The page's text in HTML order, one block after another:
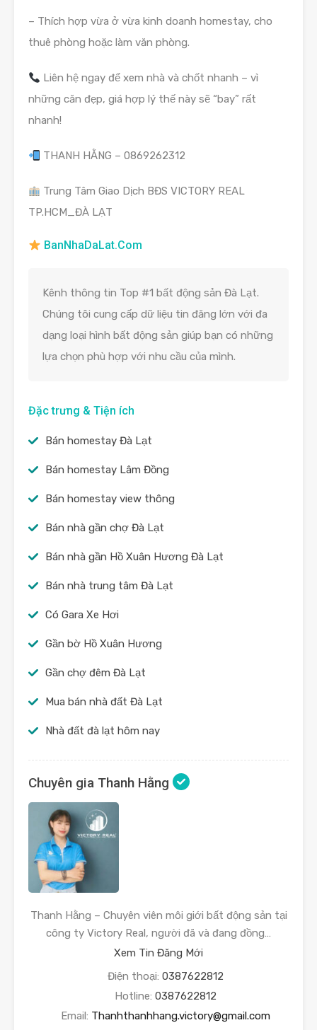
– Thích hợp vừa ở vừa kinh doanh homestay, cho
thuê phòng hoặc làm văn phòng.
Liên hệ ngay để xem nhà và chốt nhanh – vì
những căn đẹp, giá hợp lý thế này sẽ “bay” rất
nhanh!
THANH HẰNG – 0869262312
Trung Tâm Giao Dịch BĐS VICTORY REAL
TP.HCM_ĐÀ LẠT
BanNhaDaLat.Com
Kênh thông tin Top #1 bất động sản Đà Lạt.
Chúng tôi cung cấp dữ liệu tin đăng lớn với đa
dạng loại hình bất động sản giúp bạn có những
lựa chọn phù hợp với nhu cầu của mình.
Đặc trưng & Tiện ích
Bán homestay Đà Lạt
Bán homestay Lâm Đồng
Bán homestay view thông
Bán nhà gần chợ Đà Lạt
Bán nhà gần Hồ Xuân Hương Đà Lạt
Bán nhà trung tâm Đà Lạt
Có Gara Xe Hơi
Gần bờ Hồ Xuân Hương
Gần chợ đêm Đà Lạt
Mua bán nhà đất Đà Lạt
Nhà đất đà lạt hôm nay
Chuyên gia Thanh Hằng
Thanh Hằng – Chuyên viên môi giới bất động sản tại
công ty Victory Real, người đã và đang đồng…
Xem Tin Đăng Mới
Điện thoại: 0387622812
Hotline: 0387622812
Email: Thanhthanhhang.victory@gmail.com